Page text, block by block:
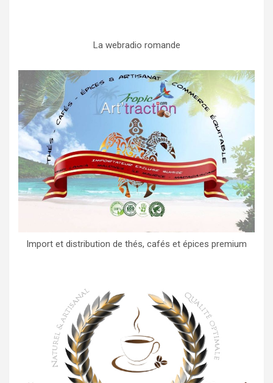
La webradio romande
Import et distribution de thés, cafés et épices premium